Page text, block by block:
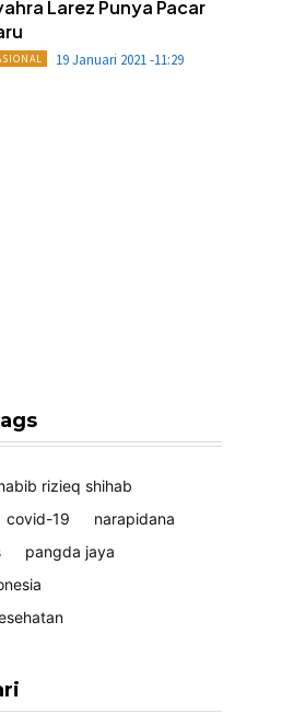
Larez Punya Pacar
19 Januari 2021 -11:29
rizieq shihab
covid-19
narapidana
pangda jaya